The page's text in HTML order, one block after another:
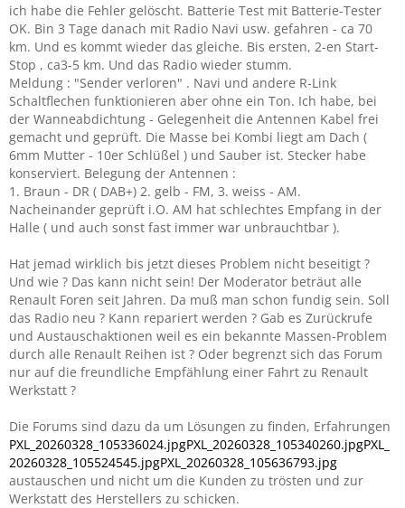
ich habe die Fehler gelöscht. Batterie Test mit Batterie-Tester
OK. Bin 3 Tage danach mit Radio Navi usw. gefahren - ca 70
km. Und es kommt wieder das gleiche. Bis ersten, 2-en Start-
Stop , ca3-5 km. Und das Radio wieder stumm.
Meldung : "Sender verloren" . Navi und andere R-Link
Schaltflechen funktionieren aber ohne ein Ton. Ich habe, bei
der Wanneabdichtung - Gelegenheit die Antennen Kabel frei
gemacht und geprüft. Die Masse bei Kombi liegt am Dach (
6mm Mutter - 10er Schlüßel ) und Sauber ist. Stecker habe
konserviert. Belegung der Antennen :
1. Braun - DR ( DAB+) 2. gelb - FM, 3. weiss - AM.
Nacheinander geprüft i.O. AM hat schlechtes Empfang in der
Halle ( und auch sonst fast immer war unbrauchtbar ).
Hat jemad wirklich bis jetzt dieses Problem nicht beseitigt ?
Und wie ? Das kann nicht sein! Der Moderator beträut alle
Renault Foren seit Jahren. Da muß man schon fundig sein. Soll
das Radio neu ? Kann repariert werden ? Gab es Zurückrufe
und Austauschaktionen weil es ein bekannte Massen-Problem
durch alle Renault Reihen ist ? Oder begrenzt sich das Forum
nur auf die freundliche Empfählung einer Fahrt zu Renault
Werkstatt ?
Die Forums sind dazu da um Lösungen zu finden, Erfahrungen
PXL_20260328_105336024.jpgPXL_20260328_105340260.jpgPXL_
20260328_105524545.jpgPXL_20260328_105636793.jpg
austauschen und nicht um die Kunden zu trösten und zur
Werkstatt des Herstellers zu schicken.